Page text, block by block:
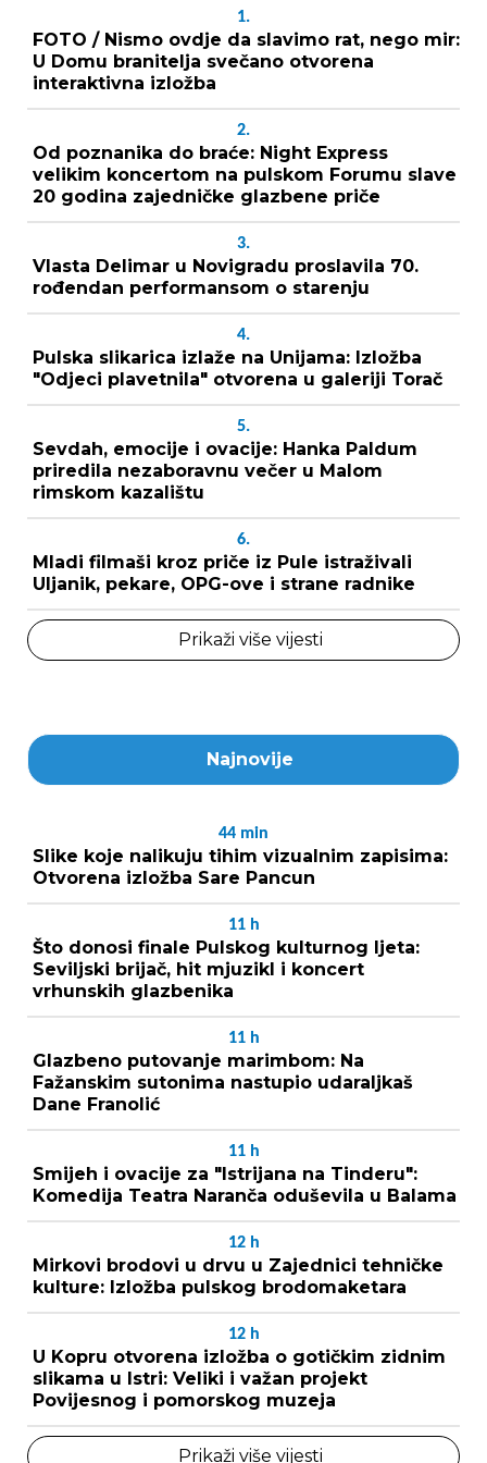
1.
FOTO / Nismo ovdje da slavimo rat, nego mir:
U Domu branitelja svečano otvorena
interaktivna izložba
2.
Od poznanika do braće: Night Express
velikim koncertom na pulskom Forumu slave
20 godina zajedničke glazbene priče
3.
Vlasta Delimar u Novigradu proslavila 70.
rođendan performansom o starenju
4.
Pulska slikarica izlaže na Unijama: Izložba
"Odjeci plavetnila" otvorena u galeriji Torač
5.
Sevdah, emocije i ovacije: Hanka Paldum
priredila nezaboravnu večer u Malom
rimskom kazalištu
6.
Mladi filmaši kroz priče iz Pule istraživali
Uljanik, pekare, OPG-ove i strane radnike
Prikaži više vijesti
Najnovije
44 min
Slike koje nalikuju tihim vizualnim zapisima:
Otvorena izložba Sare Pancun
11 h
Što donosi finale Pulskog kulturnog ljeta:
Seviljski brijač, hit mjuzikl i koncert
vrhunskih glazbenika
11 h
Glazbeno putovanje marimbom: Na
Fažanskim sutonima nastupio udaraljkaš
Dane Franolić
11 h
Smijeh i ovacije za "Istrijana na Tinderu":
Komedija Teatra Naranča oduševila u Balama
12 h
Mirkovi brodovi u drvu u Zajednici tehničke
kulture: Izložba pulskog brodomaketara
12 h
U Kopru otvorena izložba o gotičkim zidnim
slikama u Istri: Veliki i važan projekt
Povijesnog i pomorskog muzeja
Prikaži više vijesti